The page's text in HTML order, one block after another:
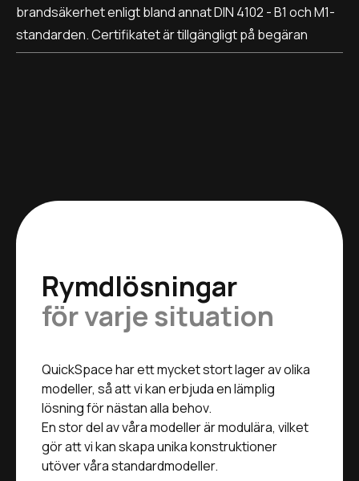
brandsäkerhet enligt bland annat DIN 4102 - B1 och M1-
standarden. Certifikatet är tillgängligt på begäran
Rymdlösningar
för varje situation
QuickSpace har ett mycket stort lager av olika
modeller, så att vi kan erbjuda en lämplig
lösning för nästan alla behov.
En stor del av våra modeller är modulära, vilket
gör att vi kan skapa unika konstruktioner
utöver våra standardmodeller.